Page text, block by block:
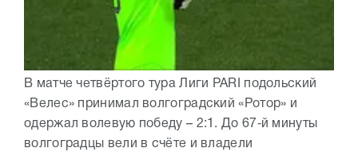
В матче четвёртого тура Лиги PARI подольский
«Велес» принимал волгоградский «Ротор» и
одержал волевую победу – 2:1. До 67‑й минуты
волгоградцы вели в счёте и владели